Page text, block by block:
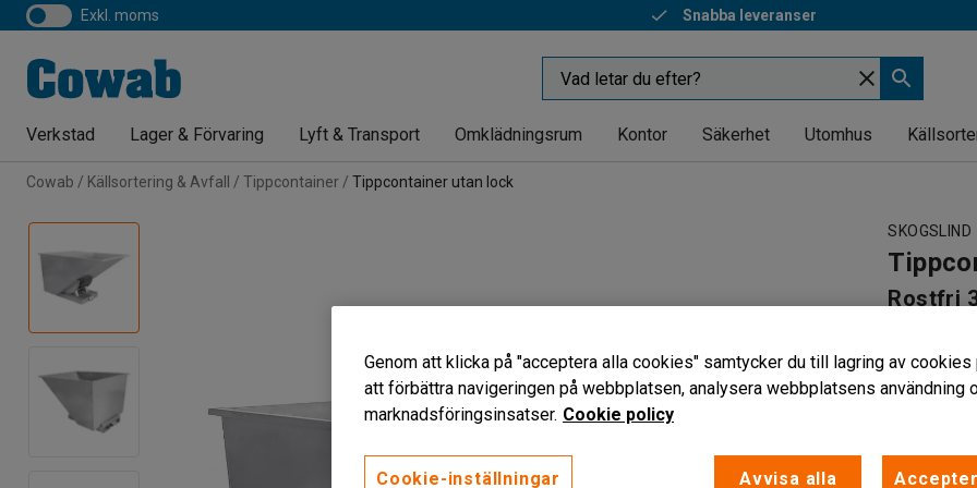
exkl. moms Snabba leveranser
Verkstad Lager & Förvaring Lyft & Transport Omklädningsrum Kontor Säkerhet Utomhus
Cowab Källsortering & Avfall Tippcontainer Tippcontainer utan lock
SKOGSLIND
Rostfri
För tuff
Volym (L)
Genom att klicka på "acceptera alla cookies" samtycker du till lagring av
att förbättra navigeringen på webbplatsen, analysera webbplatsens användning
marknadsföringsinsatser. Cookie policy
Cookie-inställningar Avvisa alla